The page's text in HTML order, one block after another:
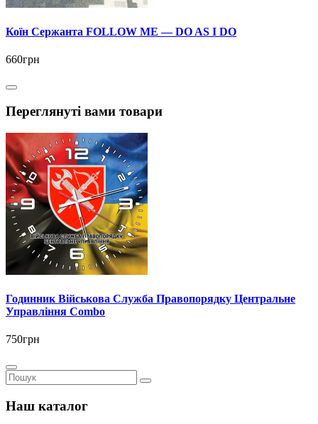
Коїн Сержанта FOLLOW ME — DO AS I DO
660грн
Переглянуті вами товари
Годинник Військова Служба Правопорядку Центральне
Управління Combo
750грн
Наш каталог